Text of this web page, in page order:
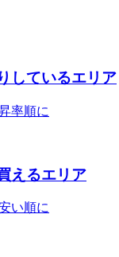
しているエリア
率順に
えるエリア
い順に